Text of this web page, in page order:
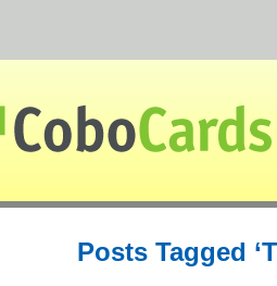
Posts Tagged